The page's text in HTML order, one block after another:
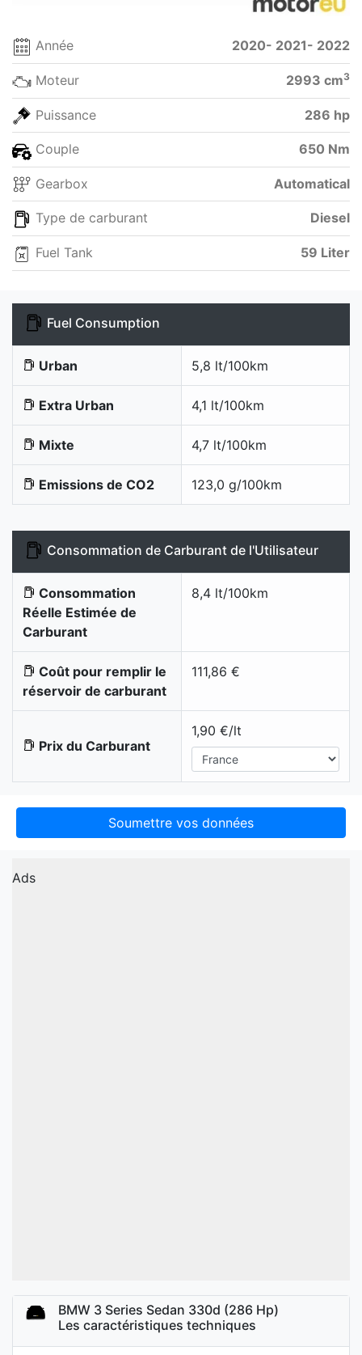
Année 2020- 2021- 2022
Moteur 2993 cm3
Puissance 286 hp
Couple 650 Nm
Gearbox Automatical
Type de carburant Diesel
Fuel Tank 59 Liter
Fuel Consumption
Urban 5,8 lt/100km
Extra Urban 4,1 lt/100km
Mixte 4,7 lt/100km
Emissions de CO2 123,0 g/100km
Consommation de Carburant de l'Utilisateur
Consommation
Réelle Estimée de
Carburant
8,4 lt/100km
Coût pour remplir le
réservoir de carburant
111,86 €
Prix du Carburant
1,90 €/lt
Soumettre vos données
Ads
BMW 3 Series Sedan 330d (286 Hp)
Les caractéristiques techniques